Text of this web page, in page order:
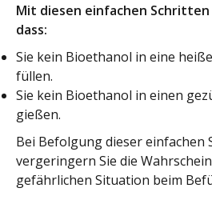
Mit diesen einfachen
dass:
Sie kein Bioethanol in eine
füllen.
Sie kein Bioethanol in einen
gießen.
Bei Befolgung dieser einfachen
vergeringern Sie die
gefährlichen Situation beim